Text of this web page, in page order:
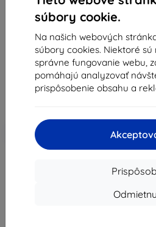
súbory cookie.
Na našich webových
súbory cookies. Niektoré
správne fungovanie webu,
pomáhajú analyzovať
prispôsobenie obsahu a
všetko
Popis a
146,47 €
131,82 €
-10% Zľava s kupónom